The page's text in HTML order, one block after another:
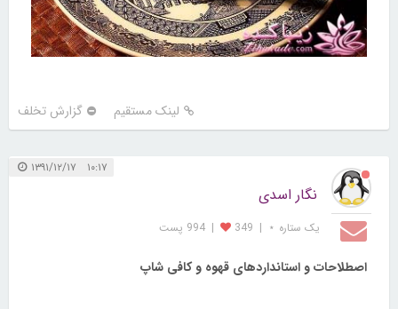
لینک مستقیم گزارش تخلف
۱۰:۱۷ ۱۳۹۱/۱۲/۱۷
نگار اسدی
یک ستاره ⋆ |
349
| 994 پست
اصطلاحات و استانداردهای قهوه و کافی شاپ